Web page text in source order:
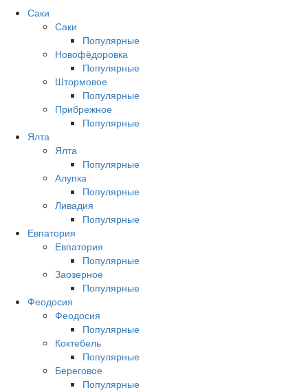
Саки
Саки
Популярные
Новофёдоровка
Популярные
Штормовое
Популярные
Прибрежное
Популярные
Ялта
Ялта
Популярные
Алупка
Популярные
Ливадия
Популярные
Евпатория
Евпатория
Популярные
Заозерное
Популярные
Феодосия
Феодосия
Популярные
Коктебель
Популярные
Береговое
Популярные